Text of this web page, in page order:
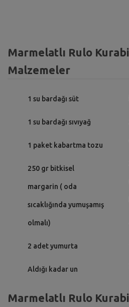
Marmelatlı Rulo
Malzemeler
1 su bardağı süt
1 su bardağı sıvıyağ
1 paket kabartma tozu
250 gr bitkisel
margarin ( oda
sıcaklığında yumuşamış
olmalı)
2 adet yumurta
Aldığı kadar un
Marmelatlı Rulo